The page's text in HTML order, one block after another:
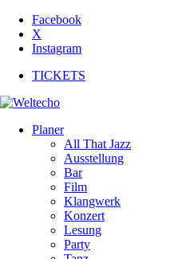
Facebook
X
Instagram
TICKETS
Planer
All That Jazz
Ausstellung
Bar
Film
Klangwerk
Konzert
Lesung
Party